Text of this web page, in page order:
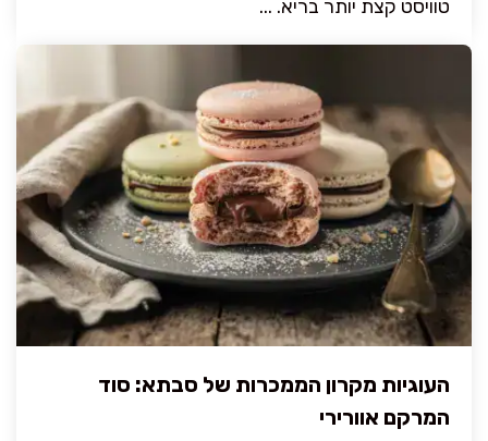
טוויסט קצת יותר בריא. ...
העוגיות מקרון הממכרות של סבתא: סוד
המרקם אוורירי